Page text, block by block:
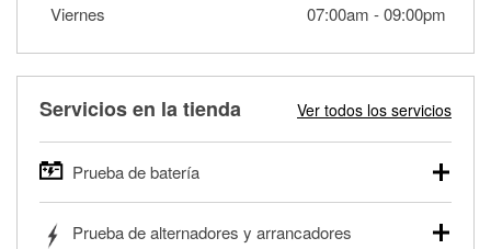
Viernes
07:00am -09:00pm
Servicios en la tienda Ver todos los servicios
Prueba de batería
autos, camionetas, SUVs, vehículos comerciales y
Prueba de alternadores y arrancadores